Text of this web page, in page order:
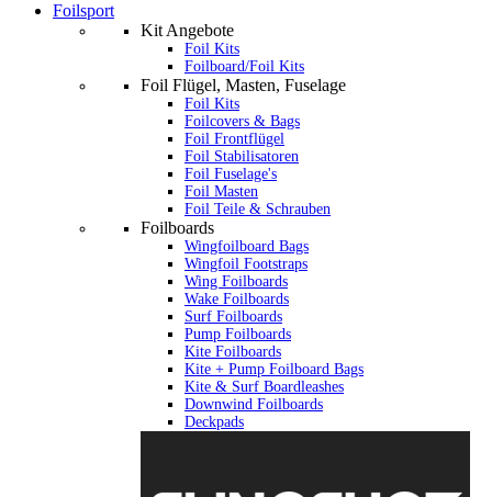
Foilsport
Kit Angebote
Foil Kits
Foilboard/Foil Kits
Foil Flügel, Masten, Fuselage
Foil Kits
Foilcovers & Bags
Foil Frontflügel
Foil Stabilisatoren
Foil Fuselage's
Foil Masten
Foil Teile & Schrauben
Foilboards
Wingfoilboard Bags
Wingfoil Footstraps
Wing Foilboards
Wake Foilboards
Surf Foilboards
Pump Foilboards
Kite Foilboards
Kite + Pump Foilboard Bags
Kite & Surf Boardleashes
Downwind Foilboards
Deckpads